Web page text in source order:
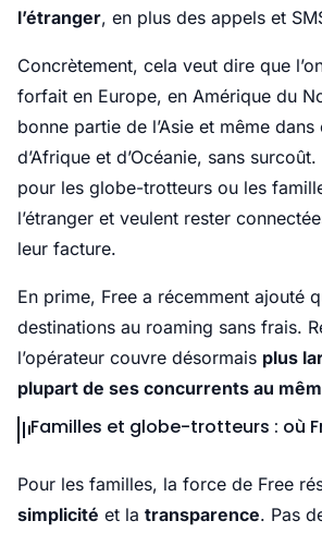
l’étranger, en plus des appels et
Concrètement, cela veut dire que
forfait en Europe, en Amérique du
bonne partie de l’Asie et même
d’Afrique et d’Océanie, sans
pour les globe-trotteurs ou les
l’étranger et veulent rester
leur facture.
En prime, Free a récemment ajouté
destinations au roaming sans frais.
l’opérateur couvre désormais plus
plupart de ses concurrents au
Familles et globe-trotteurs : où
Pour les familles, la force de Free
simplicité et la transparence. Pas